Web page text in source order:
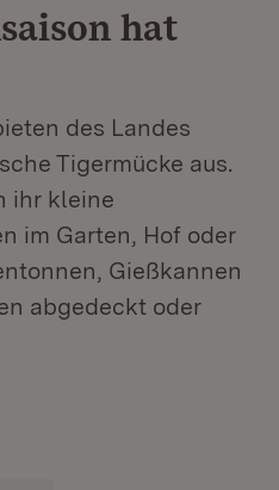
hat
des Landes
Tigermücke aus.
ihr kleine
im Garten, Hof oder
Gießkannen
abgedeckt oder